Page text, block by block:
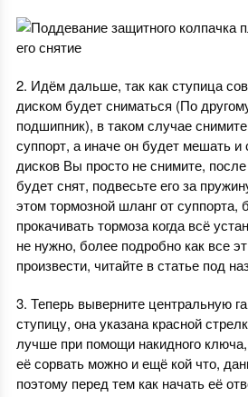
2. Идём дальше, так как ступица
диском будет сниматься (По
подшипник), в таком случае
суппорт, а иначе он будет мешать и
дисков Вы просто не снимите, после
будет снят, подвесьте его за
этом тормозной шланг от суппорта,
прокачивать тормоза когда всё
не нужно, более подробно как все
произвести, читайте в статье под
3. Теперь выверните центральную
ступицу, она указана красной
лучше при помощи накидного
её сорвать можно и ещё кой что,
поэтому перед тем как начать её